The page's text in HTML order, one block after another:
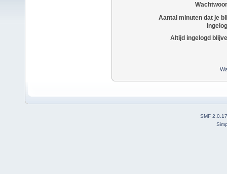
Aantal minuten dat je
Altijd ingelogd
SMF 2.0.17